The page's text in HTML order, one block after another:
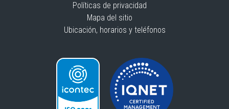
Políticas de privacidad
Mapa del sitio
Ubicación, horarios y teléfonos